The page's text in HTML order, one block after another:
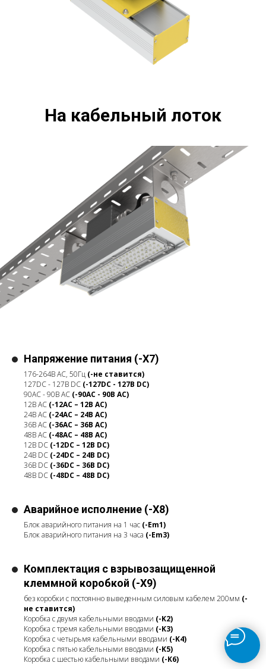
На кабельный лоток
Напряжение питания (-X7)
176-264В АС, 50Гц (-не ставится)
127DC - 127В DC (-127DC - 127В DC)
90АС - 90В АС (-90АС - 90В АС)
12В AC (-12AC – 12В AC)
24В AC (-24AC – 24В AC)
36В AC (-36AC – 36В AC)
48В AC (-48AC – 48В AC)
12В DC (-12DC – 12В DC)
24В DC (-24DC – 24В DC)
36В DC (-36DC – 36В DC)
48В DC (-48DC – 48В DC)
Аварийное исполнение (-X8)
Блок аварийного питания на 1 час (-Em1)
Блок аварийного питания на 3 часа (-Em3)
Комплектация с взрывозащищенной
клеммной коробкой (-X9)
без коробки с постоянно выведенным силовым кабелем 200мм (-
не ставится)
Коробка с двумя кабельными вводами (-K2)
Коробка с тремя кабельными вводами (-K3)
Коробка с четырьмя кабельными вводами (-K4)
Коробка с пятью кабельными вводами (-K5)
Коробка с шестью кабельными вводами (-K6)